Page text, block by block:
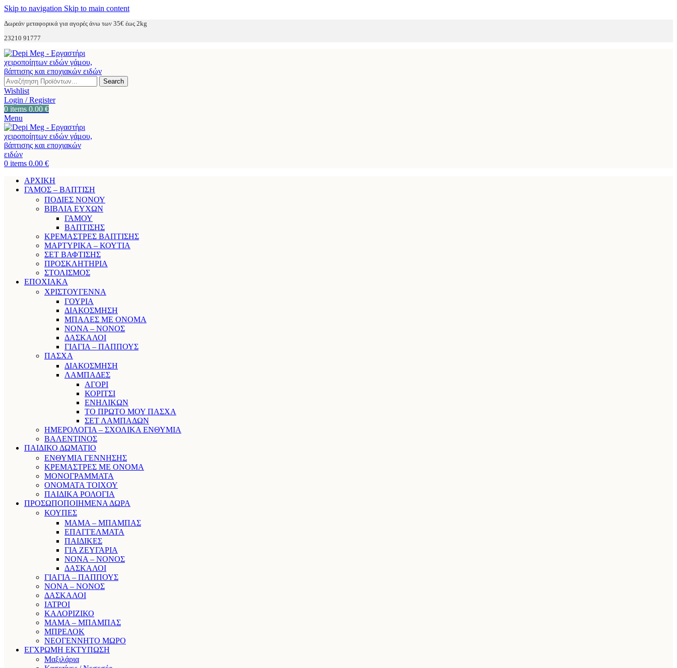
Skip to navigation Skip to main content
Δωρεάν μεταφορικά για αγορές άνω των 35€ έως 2kg
23210 91777
Search
Wishlist
Login / Register
0 items 0.00 €
Menu
0 items 0.00 €
ΑΡΧΙΚΗ
ΓΑΜΟΣ – ΒΑΠΤΙΣΗ
ΠΟΔΙΕΣ ΝΟΝΟΥ
ΒΙΒΛΙΑ ΕΥΧΩΝ
ΓΑΜΟΥ
ΒΑΠΤΙΣΗΣ
ΚΡΕΜΑΣΤΡΕΣ ΒΑΠΤΙΣΗΣ
ΜΑΡΤΥΡΙΚΑ – ΚΟΥΤΙΑ
ΣΕΤ ΒΑΦΤΙΣΗΣ
ΠΡΟΣΚΛΗΤΗΡΙΑ
ΣΤΟΛΙΣΜΟΣ
ΕΠΟΧΙΑΚΑ
ΧΡΙΣΤΟΥΓΕΝΝΑ
ΓΟΥΡΙΑ
ΔΙΑΚΟΣΜΗΣΗ
ΜΠΑΛΕΣ ΜΕ ΟΝΟΜΑ
ΝΟΝΑ – ΝΟΝΟΣ
ΔΑΣΚΑΛΟΙ
ΓΙΑΓΙΑ – ΠΑΠΠΟΥΣ
ΠΑΣΧΑ
ΔΙΑΚΟΣΜΗΣΗ
ΛΑΜΠΑΔΕΣ
ΑΓΟΡΙ
ΚΟΡΙΤΣΙ
ΕΝΗΛΙΚΩΝ
ΤΟ ΠΡΩΤΟ ΜΟΥ ΠΑΣΧΑ
ΣΕΤ ΛΑΜΠΑΔΩΝ
ΗΜΕΡΟΛΟΓΙΑ – ΣΧΟΛΙΚΑ ΕΝΘΥΜΙΑ
ΒΑΛΕΝΤΙΝΟΣ
ΠΑΙΔΙΚΟ ΔΩΜΑΤΙΟ
ΕΝΘΥΜΙΑ ΓΕΝΝΗΣΗΣ
ΚΡΕΜΑΣΤΡΕΣ ΜΕ ΟΝΟΜΑ
ΜΟΝΟΓΡΑΜΜΑΤΑ
ΟΝΟΜΑΤΑ ΤΟΙΧΟΥ
ΠΑΙΔΙΚΑ ΡΟΛΟΓΙΑ
ΠΡΟΣΩΠΟΠΟΙΗΜΕΝΑ ΔΩΡΑ
ΚΟΥΠΕΣ
ΜΑΜΑ – ΜΠΑΜΠΑΣ
ΕΠΑΓΓΕΛΜΑΤΑ
ΠΑΙΔΙΚΕΣ
ΓΙΑ ΖΕΥΓΑΡΙΑ
ΝΟΝΑ – ΝΟΝΟΣ
ΔΑΣΚΑΛΟΙ
ΓΙΑΓΙΑ – ΠΑΠΠΟΥΣ
ΝΟΝΑ – ΝΟΝΟΣ
ΔΑΣΚΑΛΟΙ
ΙΑΤΡΟΙ
ΚΑΛΟΡΙΖΙΚΟ
ΜΑΜΑ – ΜΠΑΜΠΑΣ
ΜΠΡΕΛΟΚ
ΝΕΟΓΕΝΝΗΤΟ ΜΩΡΟ
ΕΓΧΡΩΜΗ ΕΚΤΥΠΩΣΗ
Μαξιλάρια